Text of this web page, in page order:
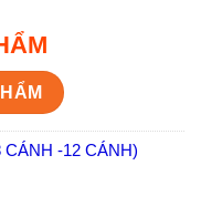
-12 CÁNH)